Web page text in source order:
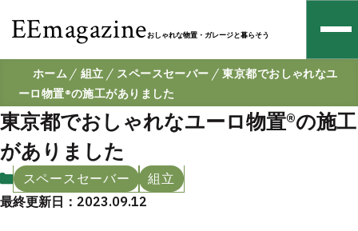
EEmagazineおしゃれな物置・ガレージと暮らそう
ホーム 組立 スペースセーバー
東京都でおしゃれなユ
ーロ物置®の施工がありました
東京都でおしゃれなユーロ物置®の施工
がありました
スペースセーバー
組立
最終更新日：2023.09.12